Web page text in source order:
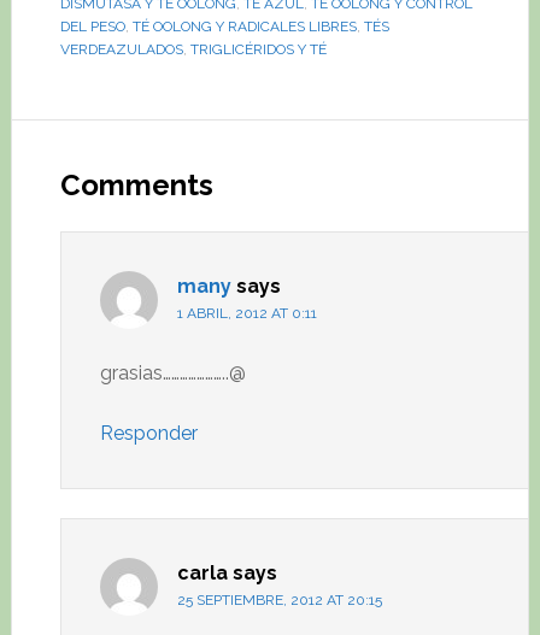
DISMUTASA Y TÉ OOLONG, TÉ AZUL, TÉ OOLONG Y CONTROL
DEL PESO, TÉ OOLONG Y RADICALES LIBRES, TÉS
VERDEAZULADOS, TRIGLICÉRIDOS Y TÉ
Interactions
Comments
many says
1 ABRIL, 2012 AT 0:11
grasias…………………..@
Responder
carla says
25 SEPTIEMBRE, 2012 AT 20:15